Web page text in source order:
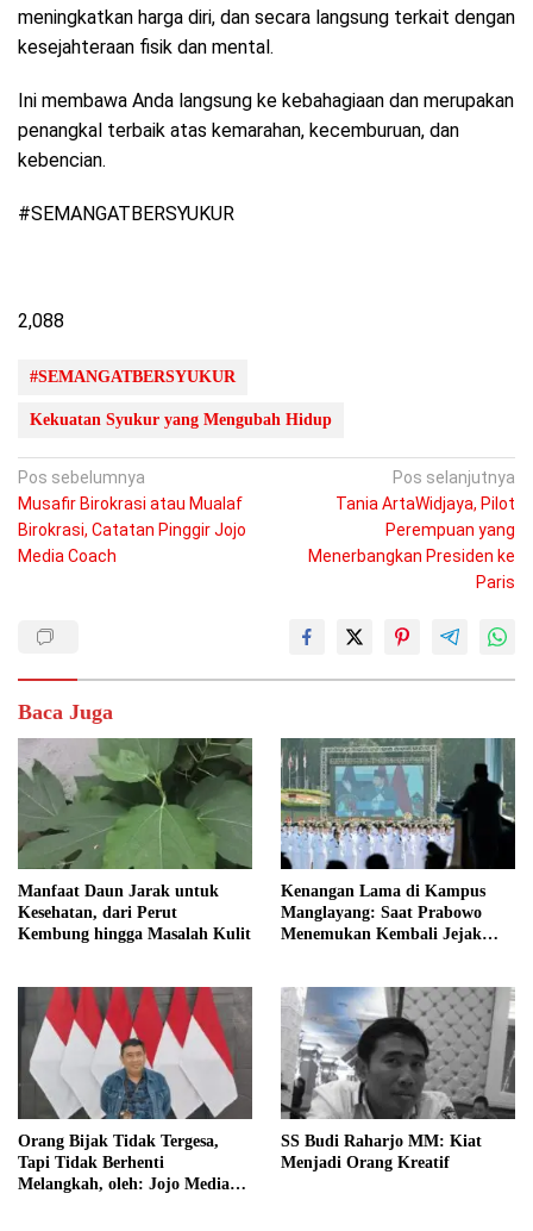
meningkatkan harga diri, dan secara langsung terkait dengan
kesejahteraan fisik dan mental.
Ini membawa Anda langsung ke kebahagiaan dan merupakan
penangkal terbaik atas kemarahan, kecemburuan, dan
kebencian.
#SEMANGATBERSYUKUR
2,088
#SEMANGATBERSYUKUR
Kekuatan Syukur yang Mengubah Hidup
Navigasi
pos
Pos sebelumnya
Musafir Birokrasi atau Mualaf
Birokrasi, Catatan Pinggir Jojo
Media Coach
Pos selanjutnya
Tania ArtaWidjaya, Pilot
Perempuan yang
Menerbangkan Presiden ke
Paris
Baca Juga
Manfaat Daun Jarak untuk
Kesehatan, dari Perut
Kembung hingga Masalah Kulit
Kenangan Lama di Kampus
Manglayang: Saat Prabowo
Menemukan Kembali Jejak
Orang Bijak Tidak Tergesa,
Tapi Tidak Berhenti
Melangkah, oleh: Jojo Media
SS Budi Raharjo MM: Kiat
Menjadi Orang Kreatif